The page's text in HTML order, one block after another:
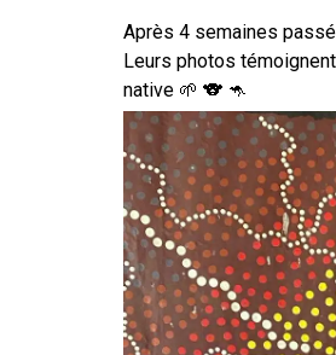
Après 4 semaines
Leurs photos
native 🌱 🐨 🦘